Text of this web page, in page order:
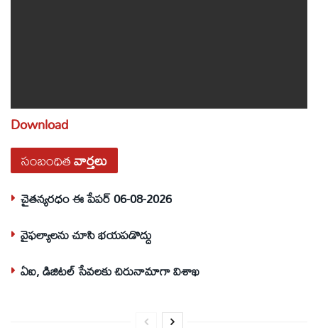
Download
సంబంధితవార్తలు
చైతన్యరధం ఈ పేపర్ 06-08-2026
వైఫల్యాలను చూసి భయపడొద్దు
ఏఐ, డిజిటల్ సేవలకు చిరునామాగా విశాఖ